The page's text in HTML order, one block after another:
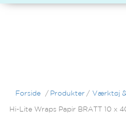
Forside / Produkter / Værktøj
Hi-Lite Wraps Papir BRATT 10 x